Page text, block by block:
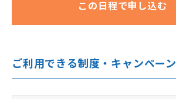
この日程で申し込む
ご利用できる制度・キャンペーン